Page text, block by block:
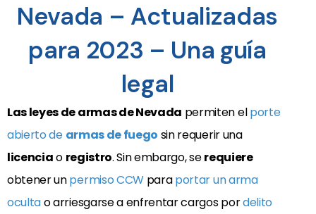
Nevada – Actualizadas
para 2023 – Una guía
legal
Las leyes de armas de Nevada permiten elporte
abierto de armas de fuego sin requerir una
licenciao registro. Sin embargo, serequiere
obtener unpermiso CCW paraportar un arma
ocultao arriesgarse a enfrentar cargos pordelito